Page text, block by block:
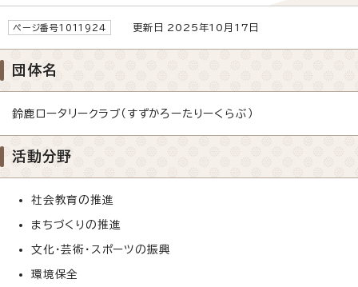
ページ番号1011924 更新日 2025年10月17日
団体名
鈴鹿ロータリークラブ（すずかろーたりーくらぶ）
活動分野
社会教育の推進
まちづくりの推進
文化・芸術・スポーツの振興
環境保全